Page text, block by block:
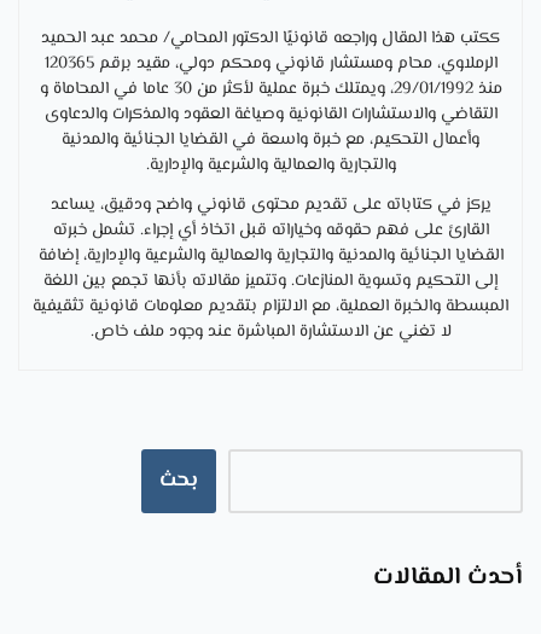
ككتب هذا المقال وراجعه قانونيًا الدكتور المحامي/ محمد عبد الحميد
الرملاوي، محام ومستشار قانوني ومحكم دولي، مقيد برقم 120365
منذ 29/01/1992، ويمتلك خبرة عملية لأكثر من 30 عاما في المحاماة و
التقاضي والاستشارات القانونية وصياغة العقود والمذكرات والدعاوى
وأعمال التحكيم، مع خبرة واسعة في القضايا الجنائية والمدنية
والتجارية والعمالية والشرعية والإدارية.
يركز في كتاباته على تقديم محتوى قانوني واضح ودقيق، يساعد
القارئ على فهم حقوقه وخياراته قبل اتخاذ أي إجراء. تشمل خبرته
القضايا الجنائية والمدنية والتجارية والعمالية والشرعية والإدارية، إضافة
إلى التحكيم وتسوية المنازعات. وتتميز مقالاته بأنها تجمع بين اللغة
المبسطة والخبرة العملية، مع الالتزام بتقديم معلومات قانونية تثقيفية
لا تغني عن الاستشارة المباشرة عند وجود ملف خاص.
بحث
أحدث المقالات